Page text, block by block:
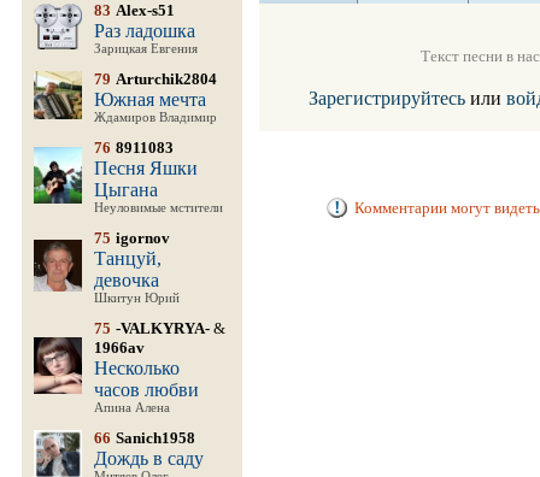
83 Alex-s51
Раз ладошка
Зарицкая Евгения
79 Arturchik2804
Южная мечта
Ждамиров Владимир
76 8911083
Песня Яшки
Цыгана
Неуловимые мстители
75 igornov
Танцуй,
девочка
Шкитун Юрий
75 -VALKYRYA- &
1966av
Несколько
часов любви
Апина Алена
66 Sanich1958
Дождь в саду
Текст песни в
Зарегистрируйтесь или
Комментарии могут